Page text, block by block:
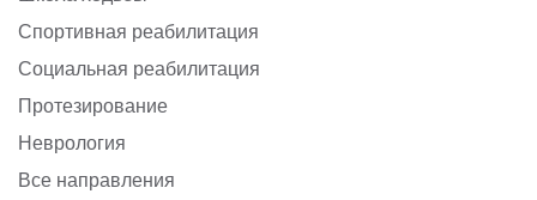
Спортивная реабилитация
Социальная реабилитация
Протезирование
Неврология
Все направления